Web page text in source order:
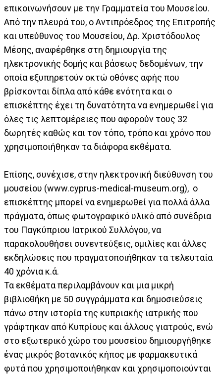
επικοινωνήσουν με την Γραμματεία του Μουσείου.
Από την πλευρά του, ο Αντιπρόεδρος της Επιτροπής
και υπεύθυνος του Μουσείου, Δρ. Χριστόδουλος
Μέσης, αναφέρθηκε στη δημιουργία της
ηλεκτρονικής δομής και βάσεως δεδομένων, την
οποία εξυπηρετούν οκτώ οθόνες αφής που
βρίσκονται δίπλα από κάθε ενότητα και ο
επισκέπτης έχει τη δυνατότητα να ενημερωθεί για
όλες τις λεπτομέρειες που αφορούν τους 32
δωρητές καθώς και τον τόπο, τρόπο και χρόνο που
χρησιμοποιήθηκαν τα διάφορα εκθέματα.
Επίσης, συνέχισε, στην ηλεκτρονική διεύθυνση του
μουσείου (www.cyprus-medical-museum.org), ο
επισκέπτης μπορεί να ενημερωθεί για πολλά άλλα
πράγματα, όπως φωτογραφικό υλικό από συνέδρια
του Παγκύπριου Ιατρικού Συλλόγου, να
παρακολουθήσει συνεντεύξεις, ομιλίες και άλλες
εκδηλώσεις που πραγματοποιήθηκαν τα τελευταία
40 χρόνια κ.ά.
Τα εκθέματα περιλαμβάνουν και μια μικρή
βιβλιοθήκη με 50 συγγράμματα και δημοσιεύσεις
πάνω στην ιστορία της κυπριακής ιατρικής που
γράφτηκαν από Κυπρίους και άλλους γιατρούς, ενώ
στο εξωτερικό χώρο του μουσείου δημιουργήθηκε
ένας μικρός βοτανικός κήπος με φαρμακευτικά
φυτά που χρησιμοποιήθηκαν και χρησιμοποιούνται